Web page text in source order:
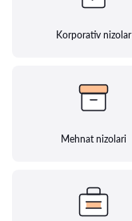
Korporativ nizolar
Mehnat nizolari